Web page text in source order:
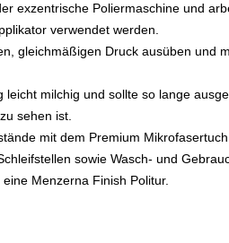
exzentrische Poliermaschine und
verwendet werden.
gleichmäßigen Druck ausüben und
leicht milchig und sollte so lange
sehen ist.
mit dem Premium Mikrofasertuch
sowie Wasch- und
Menzerna Finish Politur.